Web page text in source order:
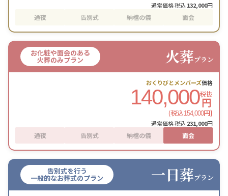
通常価格 税込132,000円
通夜 告別式 納棺の儀 面会
お化粧や面会のある
火葬のみプラン 火葬プラン
おくりびとメンバーズ価格
140,000税抜
円
(税込154,000円)
通常価格 税込231,000円
通夜 告別式 納棺の儀 面会
告別式を行う
一般的なお葬式のプラン 一日葬プラン